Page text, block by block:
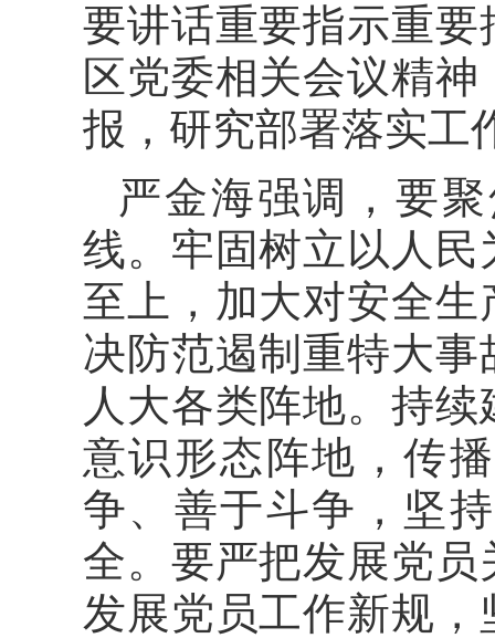
要讲话重要指示重
区党委相关会议精
报，研究部署落实工
严金海强调，要
线。牢固树立以人
至上，加大对安全
决防范遏制重特大
人大各类阵地。持
意识形态阵地，传
争、善于斗争，坚
全。要严把发展党
发展党员工作新规